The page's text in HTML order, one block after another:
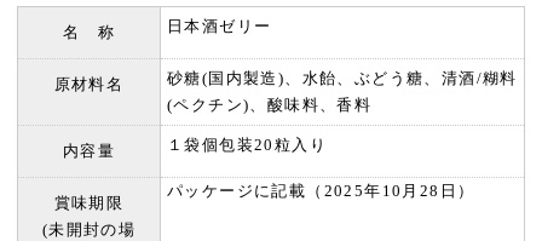
名 称 日本酒ゼリー
原材料名
砂糖(国内製造)、水飴、ぶどう糖、清酒/糊料
(ペクチン)、酸味料、香料
内容量 １袋個包装20粒入り
賞味期限
(未開封の場
パッケージに記載（2025年10月28日）